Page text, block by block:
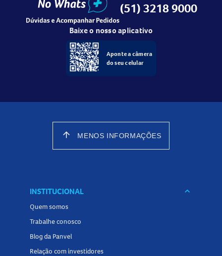
(51) 3218 9000
Baixe o nosso aplicativo
Aponte a câmera
do seu celular
arrow_upward MENOS INFORMAÇÕES
INSTITUCIONAL keyboard_arrow_down
Quem somos
Trabalhe conosco
Blog da Panvel
Relação com investidores